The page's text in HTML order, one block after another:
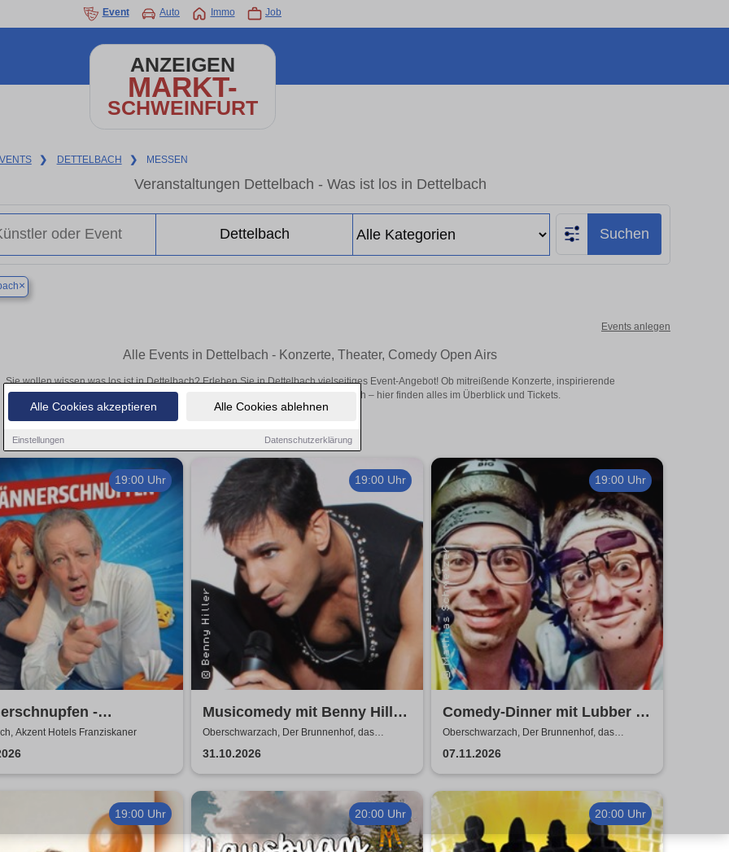
Alle Cookies akzeptieren Alle Cookies ablehnen
Einstellungen Datenschutzerklärung
Event Auto Immo Job
ANZEIGEN
MARKT-
SCHWEINFURT
❯ DETTELBACH ❯ MESSEN
Veranstaltungen Dettelbach - Was ist los in Dettelbach
Suchen
×
Events anlegen
Alle Events in Dettelbach - Konzerte, Theater, Comedy Open Airs
Sie wollen wissen was los ist in Dettelbach? Erleben Sie in Dettelbach vielseitiges Event-Angebot! Ob mitreißende Konzerte, inspirierende
Theateraufführungen oder aufregende Veranstaltungen in Dettelbach – hier finden alles im Überblick und Tickets.
19:00 Uhr
-
Comedy Tour
Akzent Hotels Franziskaner
19:00 Uhr
Musicomedy mit Benny Hiller
- Glamour Dinner in 4 Gängen
Oberschwarzach, Der Brunnenhof, das
fränkische Landgasthaus
31.10.2026
19:00 Uhr
Comedy-Dinner mit Lubber &
Babbo | "The Best Of" in 4
Gängen
Oberschwarzach, Der Brunnenhof, das
fränkische Landgasthaus
07.11.2026
19:00 Uhr 20:00 Uhr 20:00 Uhr